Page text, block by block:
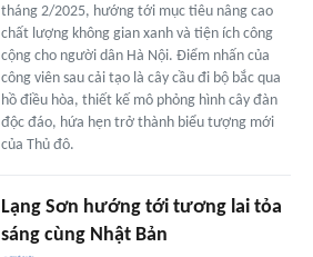
tháng 2/2025, hướng tới mục tiêu nâng cao
chất lượng không gian xanh và tiện ích công
cộng cho người dân Hà Nội. Điểm nhấn của
công viên sau cải tạo là cây cầu đi bộ bắc qua
hồ điều hòa, thiết kế mô phỏng hình cây đàn
độc đáo, hứa hẹn trở thành biểu tượng mới
của Thủ đô.
Lạng Sơn hướng tới tương lai tỏa
sáng cùng Nhật Bản